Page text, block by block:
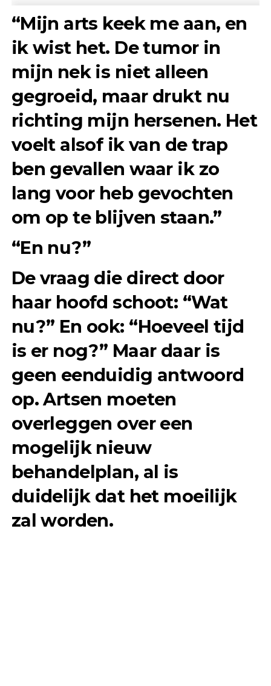
“Mijn arts keek me aan, en
ik wist het. De tumor in
mijn nek is niet alleen
gegroeid, maar drukt nu
richting mijn hersenen. Het
voelt alsof ik van de trap
ben gevallen waar ik zo
lang voor heb gevochten
om op te blijven staan.”
“En nu?”
De vraag die direct door
haar hoofd schoot: “Wat
nu?” En ook: “Hoeveel tijd
is er nog?” Maar daar is
geen eenduidig antwoord
op. Artsen moeten
overleggen over een
mogelijk nieuw
behandelplan, al is
duidelijk dat het moeilijk
zal worden.